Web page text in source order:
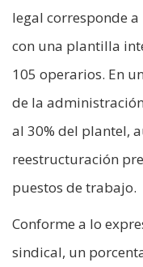
legal corresponde
con una plantilla
105 operarios. En
de la
al 30% del plantel,
reestructuración
puestos de trabajo.
Conforme a lo
sindical, un